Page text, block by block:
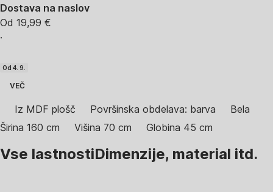
Dostava na naslov
Od 19,99 €
·
Od 4. 9.
VEČ
Iz MDF plošč Površinska obdelava: barva
Bela
Širina 160 cm
Višina 70 cm Globina 45 cm
Vse lastnostiDimenzije, material itd.